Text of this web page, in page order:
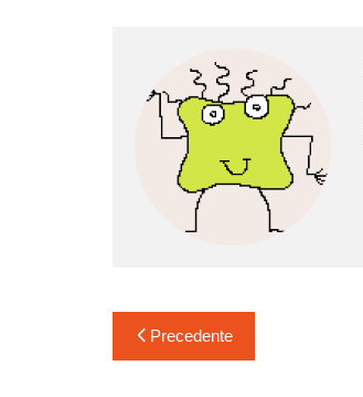
Navigazione
articoli
Precedente